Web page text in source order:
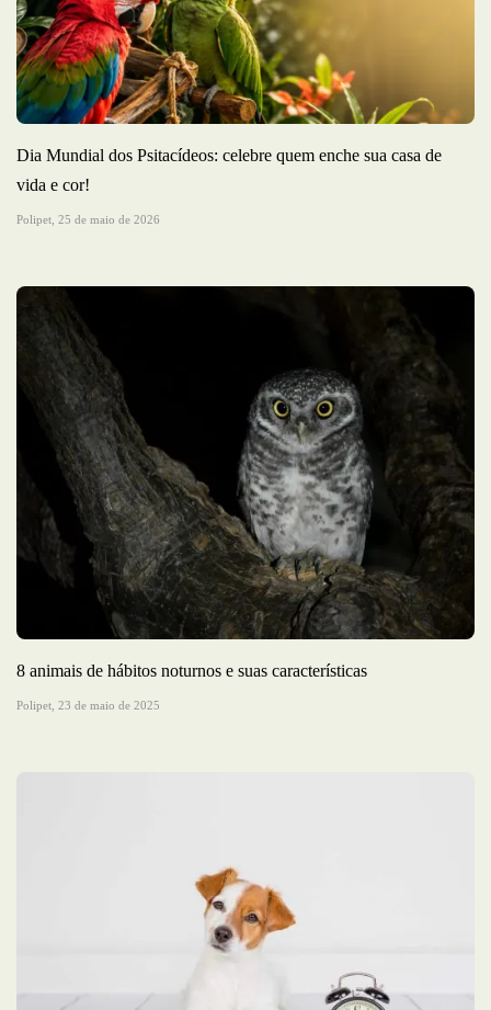
Dia Mundial dos Psitacídeos: celebre quem enche sua casa de
vida e cor!
Polipet, 25 de maio de 2026
8 animais de hábitos noturnos e suas características
Polipet, 23 de maio de 2025